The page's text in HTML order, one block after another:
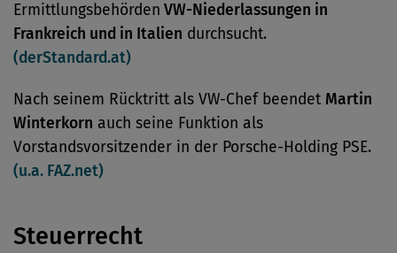
Ermittlungsbehörden VW-Niederlassungen in
Frankreich und in Italien durchsucht.
(derStandard.at)
Nach seinem Rücktritt als VW-Chef beendet Martin
Winterkorn auch seine Funktion als
Vorstandsvorsitzender in der Porsche-Holding PSE.
(u.a. FAZ.net)
Steuerrecht